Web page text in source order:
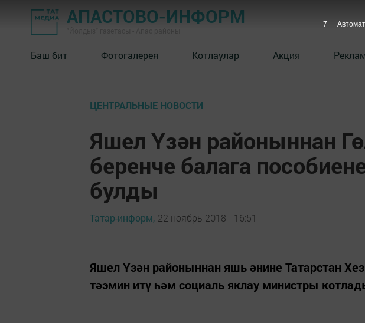
АПАСТОВО-ИНФОРМ
Баш бит Фотогалерея Котлаулар Акция
ЦЕНТРАЛЬНЫЕ НОВОСТИ
Яшел Үзән районыннан
беренче балага
булды
Татар-информ, 22 ноябрь 2018 - 16:51
Яшел Үзән районыннан яшь әнине Татарстан
тәэмин итү һәм социаль яклау министры
6